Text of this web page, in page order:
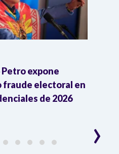
expone
fraude electoral en
de 2026
›